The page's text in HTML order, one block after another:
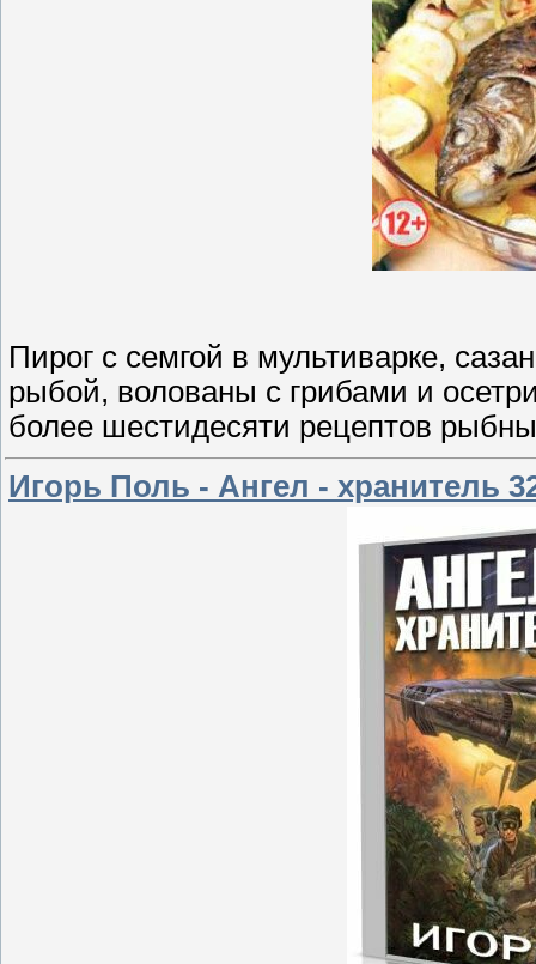
Пирог с семгой в мультиварке,
рыбой, волованы с грибами и
более шестидесяти рецептов
Игорь Поль - Ангел - хранитель